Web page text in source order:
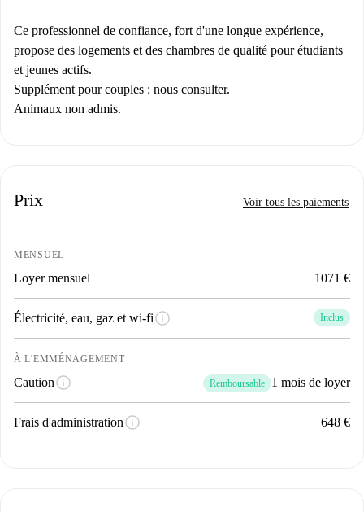
Ce professionnel de confiance, fort d'une longue expérience,
propose des logements et des chambres de qualité pour étudiants
et jeunes actifs.
Supplément pour couples : nous consulter.
Animaux non admis.
Prix Voir tous les paiements
MENSUEL
Loyer mensuel 1071 €
Électricité, eau, gaz et wi-fiinfo Inclus
À L'EMMÉNAGEMENT
Cautioninfo Remboursable 1 mois de loyer
Frais d'administrationinfo 648 €